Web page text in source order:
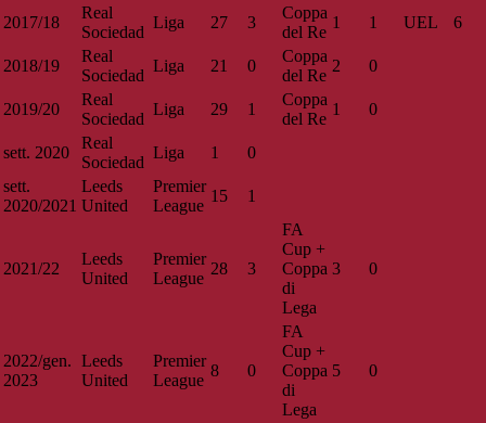
2017/18
Real
Sociedad
Liga 27 3
Coppa
del Re
1 1 UEL 6
2018/19
Real
Sociedad
Liga 21 0
Coppa
del Re
2 0
2019/20
Real
Sociedad
Liga 29 1
Coppa
del Re
1 0
sett. 2020
Real
Sociedad
Liga 1
0
sett.
2020/2021
Leeds
United
Premier
League
15 1
2021/22
Leeds
United
Premier
League
28 3
FA
Cup +
Coppa
di
Lega
3 0
2022/gen.
2023
Leeds
United
Premier
League
8 0
FA
Cup +
Coppa
di
Lega
5 0